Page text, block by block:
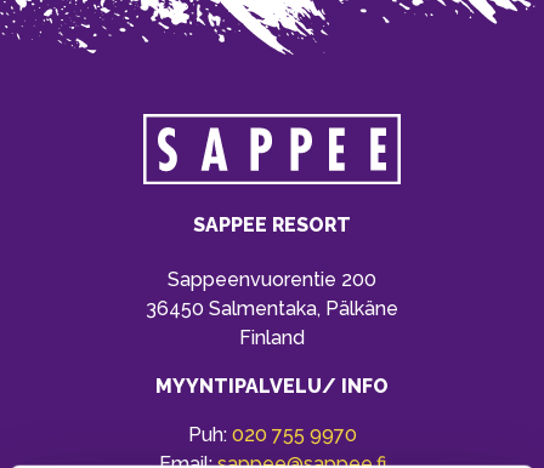
SAPPEE RESORT
Sappeenvuorentie 200
36450 Salmentaka, Pälkäne
Finland
MYYNTIPALVELU/ INFO
Puh: 020 755 9970
Email:sappee@sappee.fi